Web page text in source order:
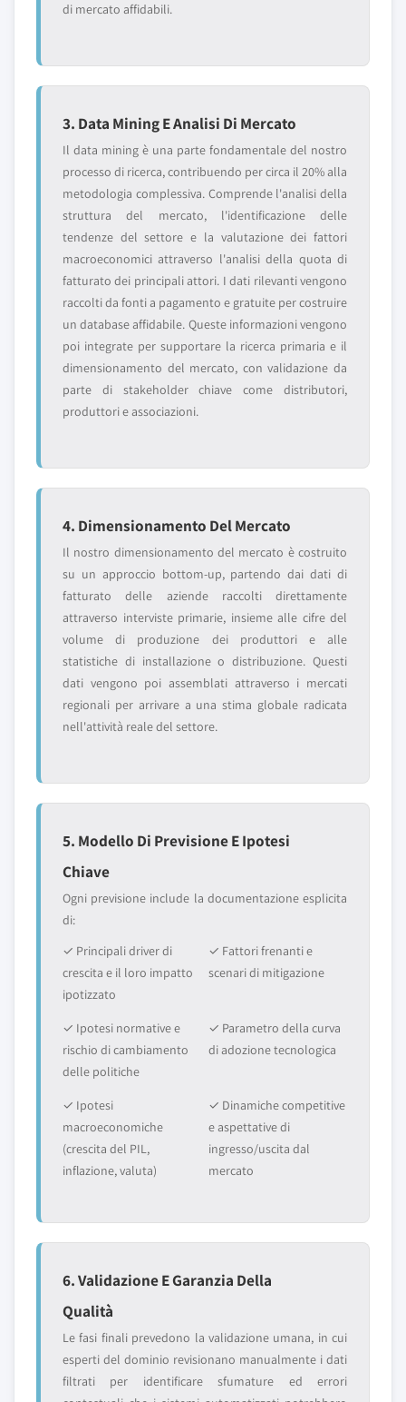
di mercato affidabili.
3. Data Mining E Analisi Di Mercato
Il data mining è una parte fondamentale del nostro
processo di ricerca, contribuendo per circa il 20% alla
metodologia complessiva. Comprende l'analisi della
struttura del mercato, l'identificazione delle
tendenze del settore e la valutazione dei fattori
macroeconomici attraverso l'analisi della quota di
fatturato dei principali attori. I dati rilevanti vengono
raccolti da fonti a pagamento e gratuite per costruire
un database affidabile. Queste informazioni vengono
poi integrate per supportare la ricerca primaria e il
dimensionamento del mercato, con validazione da
parte di stakeholder chiave come distributori,
produttori e associazioni.
4. Dimensionamento Del Mercato
Il nostro dimensionamento del mercato è costruito
su un approccio bottom-up, partendo dai dati di
fatturato delle aziende raccolti direttamente
attraverso interviste primarie, insieme alle cifre del
volume di produzione dei produttori e alle
statistiche di installazione o distribuzione. Questi
dati vengono poi assemblati attraverso i mercati
regionali per arrivare a una stima globale radicata
nell'attività reale del settore.
5. Modello Di Previsione E Ipotesi
Chiave
Ogni previsione include la documentazione esplicita
di:
✓ Principali driver di
crescita e il loro impatto
ipotizzato
✓ Fattori frenanti e
scenari di mitigazione
✓ Ipotesi normative e
rischio di cambiamento
delle politiche
✓ Parametro della curva
di adozione tecnologica
✓ Ipotesi
macroeconomiche
(crescita del PIL,
inflazione, valuta)
✓ Dinamiche competitive
e aspettative di
ingresso/uscita dal
mercato
6. Validazione E Garanzia Della
Qualità
Le fasi finali prevedono la validazione umana, in cui
esperti del dominio revisionano manualmente i dati
filtrati per identificare sfumature ed errori